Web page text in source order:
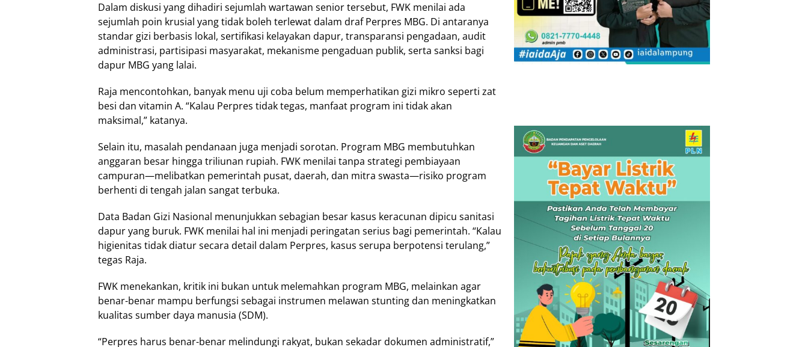
Dalam diskusi yang dihadiri sejumlah wartawan senior tersebut, FWK menilai ada
sejumlah poin krusial yang tidak boleh terlewat dalam draf Perpres MBG. Di antaranya
standar gizi berbasis lokal, sertifikasi kelayakan dapur, transparansi pengadaan, audit
administrasi, partisipasi masyarakat, mekanisme pengaduan publik, serta sanksi bagi
dapur MBG yang lalai.
Raja mencontohkan, banyak menu uji coba belum memperhatikan gizi mikro seperti zat
besi dan vitamin A. “Kalau Perpres tidak tegas, manfaat program ini tidak akan
maksimal,” katanya.
Selain itu, masalah pendanaan juga menjadi sorotan. Program MBG membutuhkan
anggaran besar hingga triliunan rupiah. FWK menilai tanpa strategi pembiayaan
campuran—melibatkan pemerintah pusat, daerah, dan mitra swasta—risiko program
berhenti di tengah jalan sangat terbuka.
Data Badan Gizi Nasional menunjukkan sebagian besar kasus keracunan dipicu sanitasi
dapur yang buruk. FWK menilai hal ini menjadi peringatan serius bagi pemerintah. “Kalau
higienitas tidak diatur secara detail dalam Perpres, kasus serupa berpotensi terulang,”
tegas Raja.
FWK menekankan, kritik ini bukan untuk melemahkan program MBG, melainkan agar
benar-benar mampu berfungsi sebagai instrumen melawan stunting dan meningkatkan
kualitas sumber daya manusia (SDM).
“Perpres harus benar-benar melindungi rakyat, bukan sekadar dokumen administratif,”